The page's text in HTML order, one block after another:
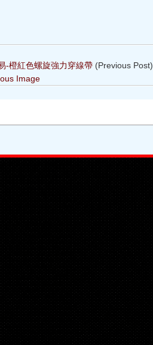
-橙紅色螺旋強力穿線帶 (Previous Post)
Image